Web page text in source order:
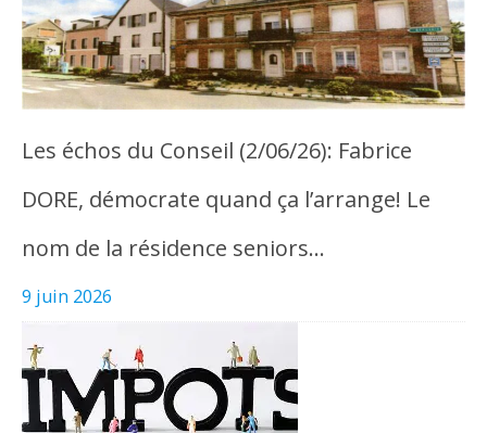
Les échos du Conseil (2/06/26): Fabrice
DORE, démocrate quand ça l’arrange! Le
nom de la résidence seniors…
9 juin 2026